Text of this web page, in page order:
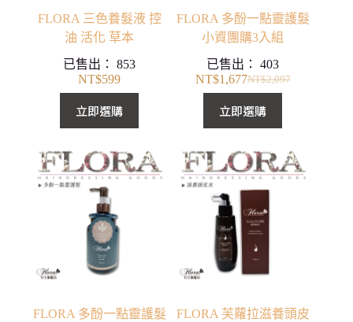
FLORA 三色養髮液 控
油 活化 草本
已售出：853
NT$599
立即選購
FLORA 多酚一點靈護髮
小資團購3入組
已售出：403
NT$2,097
始
價
NT$2,097。
NT$1,677
前
價
NT$1,677。
立即選購
FLORA 多酚一點靈護髮
FLORA 芙蘿拉滋養頭皮